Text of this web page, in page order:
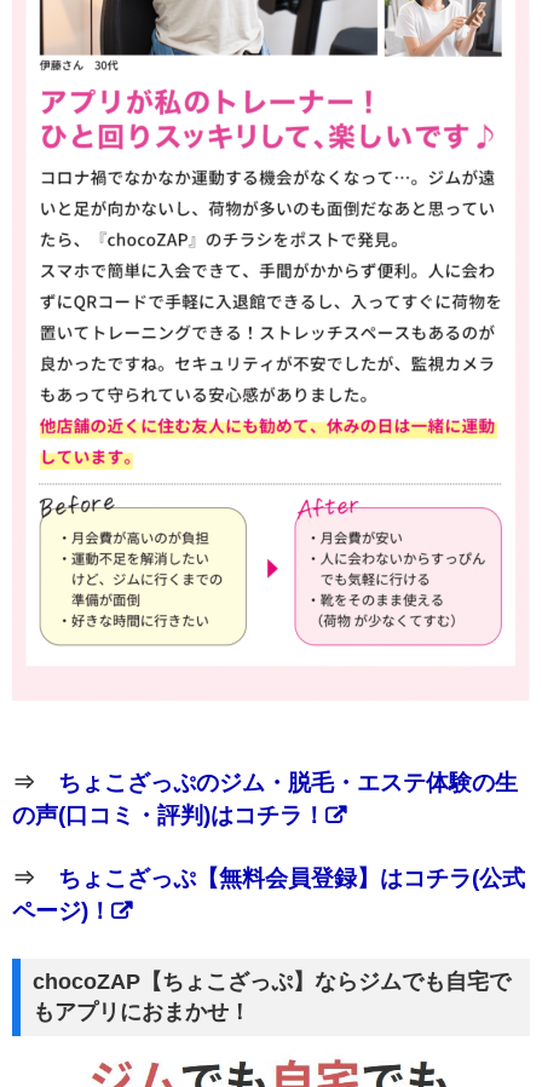
⇒ ちょこざっぷのジム・脱毛・エステ体験の生
の声(口コミ・評判)はコチラ！
⇒ ちょこざっぷ【無料会員登録】はコチラ(公式
ページ)！
chocoZAP【ちょこざっぷ】ならジムでも自宅で
もアプリにおまかせ！